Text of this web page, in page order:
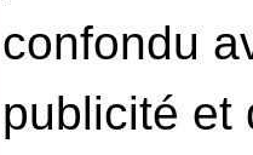
confondu
publicité et